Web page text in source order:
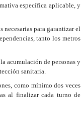
específica aplicable, y
necesarias para garantizar el
tanto los metros
acumulación de personas y
sanitaria.
como mínimo dos veces
al finalizar cada turno de